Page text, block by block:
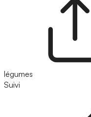
légumes
Suivi